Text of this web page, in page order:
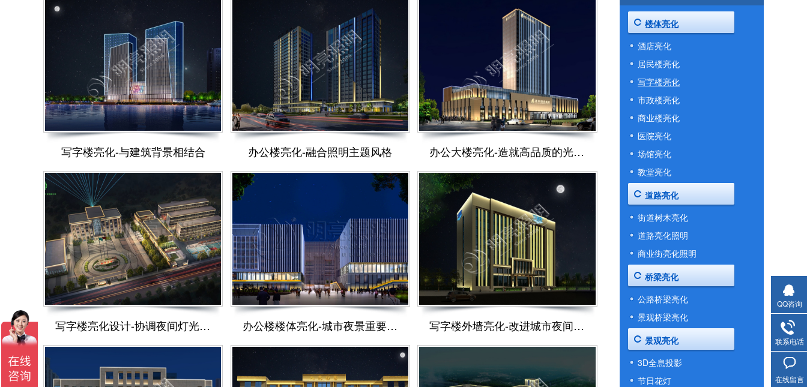
写字楼亮化-与建筑背景相结合 办公楼亮化-融合照明主题风格 办公大楼亮化-造就高品质的光环境
写字楼亮化设计-协调夜间灯光效果 办公楼楼体亮化-城市夜景重要组成部分 写字楼外墙亮化-改进城市夜间景观环境
楼体亮化
酒店亮化
居民楼亮化
写字楼亮化
市政楼亮化
商业楼亮化
医院亮化
场馆亮化
教堂亮化
道路亮化
街道树木亮化
道路亮化照明
商业街亮化照明
桥梁亮化
公路桥梁亮化
景观桥梁亮化
景观亮化
3D全息投影
节日花灯
QQ咨询
联系电话
在线留言